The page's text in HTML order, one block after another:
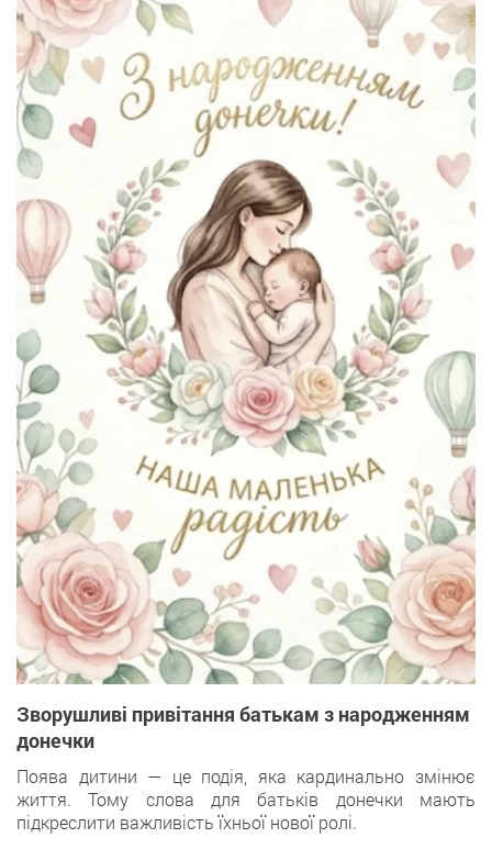
Зворушливі привітання батькам з народженням
донечки
Поява дитини — це подія, яка кардинально змінює
життя. Тому слова для батьків донечки мають
підкреслити важливість їхньої нової ролі.